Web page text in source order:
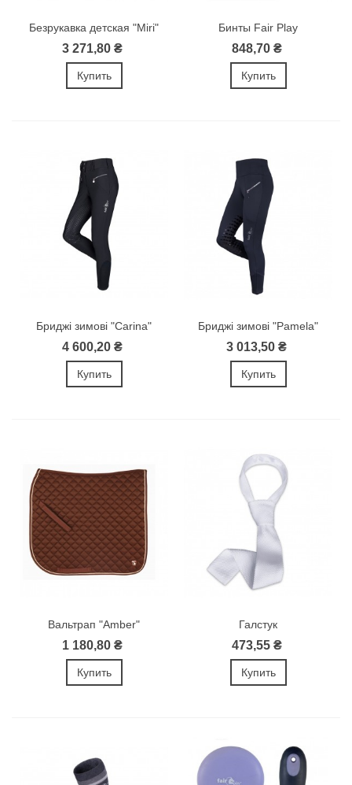
Безрукавка детская "Miri"
3 271,80 ₴
Купить
Бинты Fair Play
848,70 ₴
Купить
Бриджі зимові "Carina"
4 600,20 ₴
Купить
Бриджі зимові "Pamela"
3 013,50 ₴
Купить
Вальтрап "Amber"
1 180,80 ₴
Купить
Галстук
473,55 ₴
Купить